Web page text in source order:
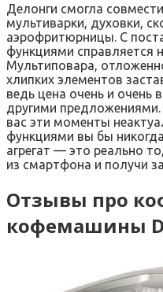
Делонги смогла
мультиварки, духовки,
аэрофритюрницы. С
функциями справляется
Мультиповара,
хлипких элементов
ведь цена очень и очень
другими
вас эти моменты
функциями вы бы
агрегат — это реально
из смартфона и получи
Отзывы про
кофемашины